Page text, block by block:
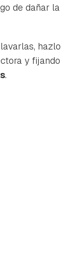
de dañar la
hazlo
y fijando
.